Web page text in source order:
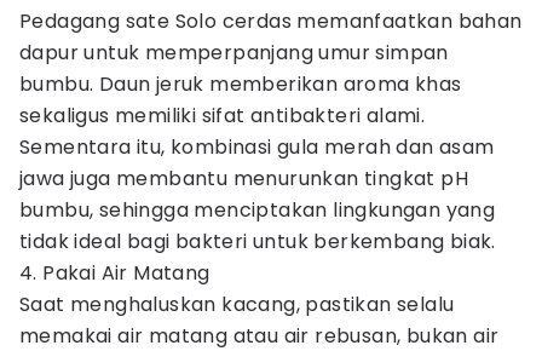
Pedagang sate Solo cerdas memanfaatkan bahan
dapur untuk memperpanjang umur simpan
bumbu. Daun jeruk memberikan aroma khas
sekaligus memiliki sifat antibakteri alami.
Sementara itu, kombinasi gula merah dan asam
jawa juga membantu menurunkan tingkat pH
bumbu, sehingga menciptakan lingkungan yang
tidak ideal bagi bakteri untuk berkembang biak.
4. Pakai Air Matang
Saat menghaluskan kacang, pastikan selalu
memakai air matang atau air rebusan, bukan air